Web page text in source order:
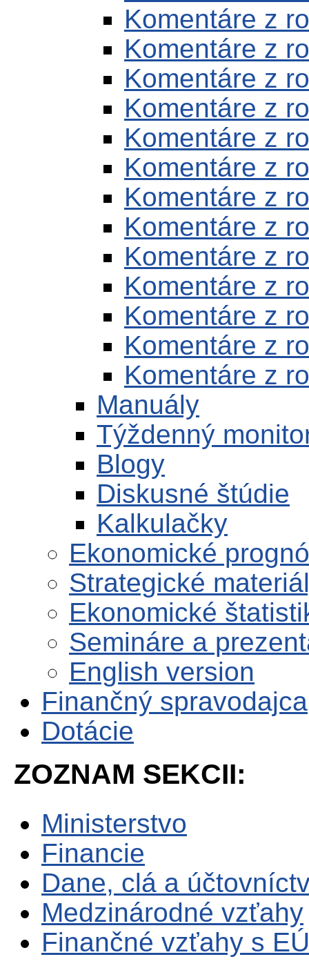
Komentáre z
Komentáre z
Komentáre z
Komentáre z
Komentáre z
Komentáre z
Komentáre z
Komentáre z
Komentáre z
Komentáre z
Komentáre z
Komentáre z
Komentáre z
Manuály
Týždenný
Blogy
Diskusné štúdie
Kalkulačky
Ekonomické
Strategické
Ekonomické
Semináre a
English version
Finančný spravodajca
Dotácie
ZOZNAM SEKCII:
Ministerstvo
Financie
Dane, clá a
Medzinárodné vzťahy
Finančné vzťahy s EÚ